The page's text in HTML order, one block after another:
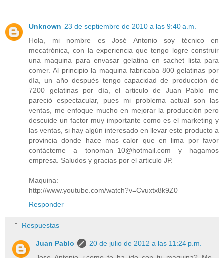
Unknown 23 de septiembre de 2010 a las 9:40 a.m.
Hola, mi nombre es José Antonio soy técnico en
mecatrónica, con la experiencia que tengo logre construir
una maquina para envasar gelatina en sachet lista para
comer. Al principio la maquina fabricaba 800 gelatinas por
día, un año después tengo capacidad de producción de
7200 gelatinas por día, el articulo de Juan Pablo me
pareció espectacular, pues mi problema actual son las
ventas, me enfoque mucho en mejorar la producción pero
descuide un factor muy importante como es el marketing y
las ventas, si hay algún interesado en llevar este producto a
provincia donde hace mas calor que en lima por favor
contácteme a tonoman_10@hotmail.com y hagamos
empresa. Saludos y gracias por el articulo JP.
Maquina:
http://www.youtube.com/watch?v=Cvuxtx8k9Z0
Responder
Respuestas
Juan Pablo
20 de julio de 2012 a las 11:24 p.m.